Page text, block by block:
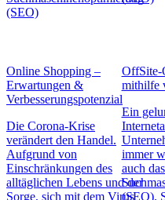
(SEO)
Online Shopping –
Erwartungen &
Verbesserungspotenzial
Die Corona-Krise
verändert den Handel.
Aufgrund von
Einschränkungen des
alltäglichen Lebens und der
Sorge, sich mit dem Virus
OffSite-
mithilfe
Ein
immer
auch
(SEO).